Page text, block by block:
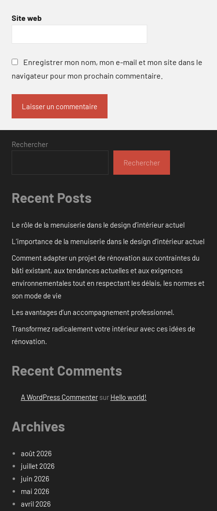
Site web
Enregistrer mon nom, mon e-mail et mon site dans le
navigateur pour mon prochain commentaire.
Rechercher
Rechercher
Recent Posts
Le rôle de la menuiserie dans le design d’intérieur actuel
L’importance de la menuiserie dans le design d’intérieur actuel
Comment adapter un projet de rénovation aux contraintes du
bâti existant, aux tendances actuelles et aux exigences
environnementales tout en respectant les délais, les normes et
son mode de vie
Les avantages d’un accompagnement professionnel.
Transformez radicalement votre intérieur avec ces idées de
rénovation.
Recent Comments
A WordPress Commentersur Hello world!
Archives
août 2026
juillet 2026
juin 2026
mai 2026
avril 2026